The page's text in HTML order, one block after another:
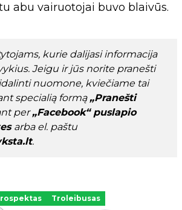
abu vairuotojai buvo blaivūs.
kurie dalijasi informacija
Jeigu ir jūs norite pranešti
nuomone, kviečiame tai
specialią formą „Pranešti
per„Facebook“ puslapio
arba el. paštu
.
Troleibusas